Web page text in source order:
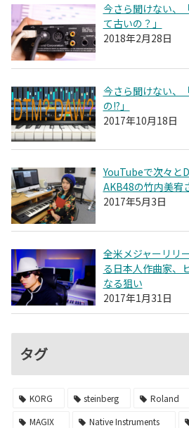
今さら聞けない、
て古いの？」
2018年2月28日
今さら聞けない、
の!?」
2017年10月18日
YouTubeで次々と
AKB48の竹内美宥
2017年5月3日
全米メジャーリリ
る日本人作曲家、
なる狙い
2017年1月31日
タグ
KORG steinberg Roland
MAGIX
Native Instruments